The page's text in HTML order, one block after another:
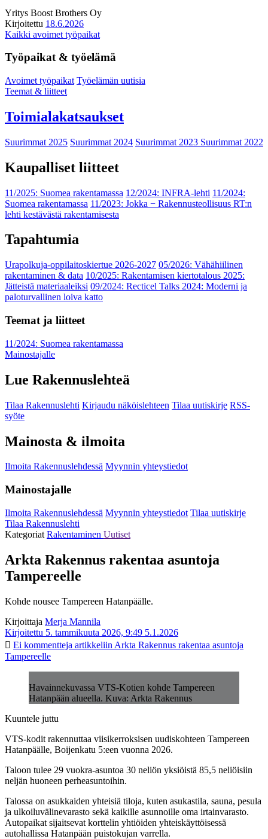
Yritys Boost Brothers Oy
Kirjoitettu 18.6.2026
Kaikki avoimet työpaikat
Työpaikat & työelämä
Avoimet työpaikat Työelämän uutisia
Teemat & liitteet
Toimialakatsaukset
Suurimmat 2025 Suurimmat 2024 Suurimmat 2023 Suurimmat 2022
Kaupalliset liitteet
11/2025: Suomea rakentamassa 12/2024: INFRA-lehti 11/2024:
Suomea rakentamassa 11/2023: Jokka − Rakennusteollisuus RT:n
lehti kestävästä rakentamisesta
Tapahtumia
Urapolkuja-oppilaitoskiertue 2026-2027 05/2026: Vähähiilinen
rakentaminen & data 10/2025: Rakentamisen kiertotalous 2025:
Jätteistä materiaaleiksi 09/2024: Recticel Talks 2024: Moderni ja
paloturvallinen loiva katto
Teemat ja liitteet
11/2024: Suomea rakentamassa
Mainostajalle
Lue Rakennuslehteä
Tilaa Rakennuslehti Kirjaudu näköislehteen Tilaa uutiskirje RSS-
syöte
Mainosta & ilmoita
Ilmoita Rakennuslehdessä Myynnin yhteystiedot
Mainostajalle
Ilmoita Rakennuslehdessä Myynnin yhteystiedot Tilaa uutiskirje
Tilaa Rakennuslehti
Kategoriat Rakentaminen Uutiset
Arkta Rakennus rakentaa asuntoja
Tampereelle
Kohde nousee Tampereen Hatanpäälle.
Kirjoittaja Merja Mannila
Kirjoitettu 5. tammikuuta 2026, 9:49 5.1.2026
Ei kommentteja artikkeliin Arkta Rakennus rakentaa asuntoja
Tampereelle
Havainnekuvassa VTS-Kotien kohde Tampereen
Hatanpään alueella. Kuva: Arkta Rakennus
Kuuntele juttu
VTS-kodit rakennuttaa viisikerroksisen uudiskohteen Tampereen
Hatanpäälle, Boijenkatu 5:een vuonna 2026.
Taloon tulee 29 vuokra-asuntoa 30 neliön yksiöistä 85,5 neliöisiin
neljän huoneen perheasuntoihin.
Talossa on asukkaiden yhteisiä tiloja, kuten asukastila, sauna, pesula
ja ulkoiluvälinevarasto sekä kaikille asunnoille oma irtainvarasto.
Autopaikat sijaitsevat korttelin yhtiöiden yhteiskäyttöisessä
autohallissa Hatanpään puistokujan varrella.